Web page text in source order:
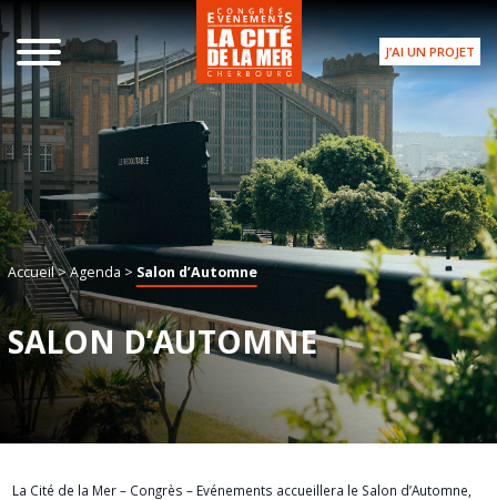
J’AI UN PROJET
Accueil>Agenda > Salon d’Automne
SALON D’AUTOMNE
La Cité de la Mer – Congrès – Evénements accueillera le Salon d’Automne,